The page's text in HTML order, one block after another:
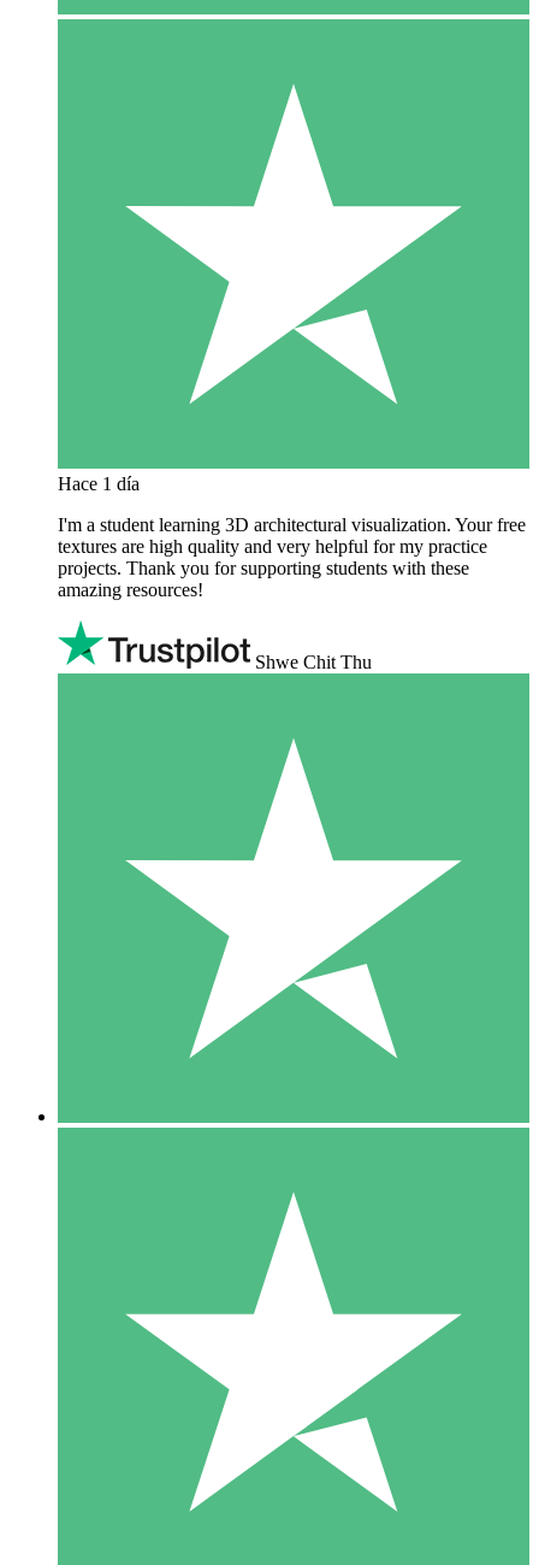
Hace 1 día
I'm a student learning 3D architectural visualization. Your free
textures are high quality and very helpful for my practice
projects. Thank you for supporting students with these
amazing resources!
Shwe Chit Thu